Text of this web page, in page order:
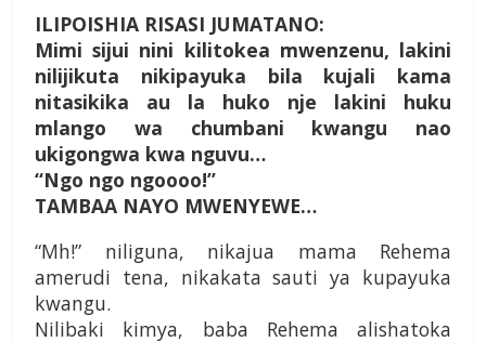
ILIPOISHIA RISASI JUMATANO:
Mimi sijui nini kilitokea mwenzenu, lakini
nilijikuta nikipayuka bila kujali kama
nitasikika au la huko nje lakini huku
mlango wa chumbani kwangu nao
ukigongwa kwa nguvu…
“Ngo ngo ngoooo!”
TAMBAA NAYO MWENYEWE…
“Mh!” niliguna, nikajua mama Rehema
amerudi tena, nikakata sauti ya kupayuka
kwangu.
Nilibaki kimya, baba Rehema alishatoka